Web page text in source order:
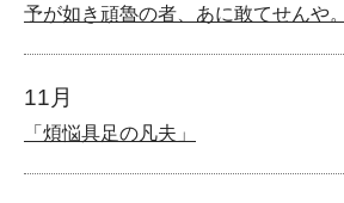
予が如き頑魯の者、あに敢てせんや。
11月
「煩悩具足の凡夫」